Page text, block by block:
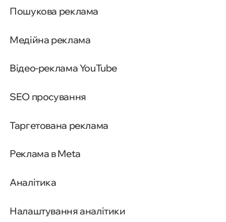
Пошукова реклама
Медійна реклама
Відео-реклама YouTube
SEO просування
Таргетована реклама
Реклама в Meta
Аналітика
Налаштування аналітики